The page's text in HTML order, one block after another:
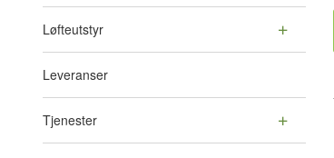
Løfteutstyr
Leveranser
Tjenester